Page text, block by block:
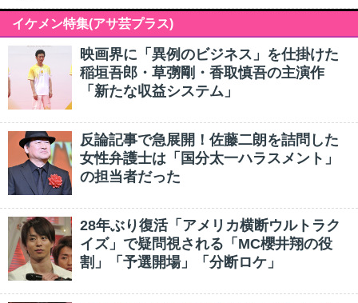
イケメン特集(アサ芸プラス)
映画界に「異例のビジネス」を仕掛けた
稲垣吾郎・草彅剛・香取慎吾の主演作
「新たな収益システム」
反論記事で急展開！佐藤二朗を詰問した
女性弁護士は「国分太一ハラスメント」
の担当者だった
28年ぶり復活「アメリカ横断ウルトラク
イズ」で疑問視される「MC櫻井翔の役
割」「予選開場」「分断ロケ」